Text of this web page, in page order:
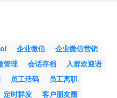
企业微信
企业微信营销
管理 会话存档
入群欢迎语
员工活码
员工离职
定时群发
客户朋友圈